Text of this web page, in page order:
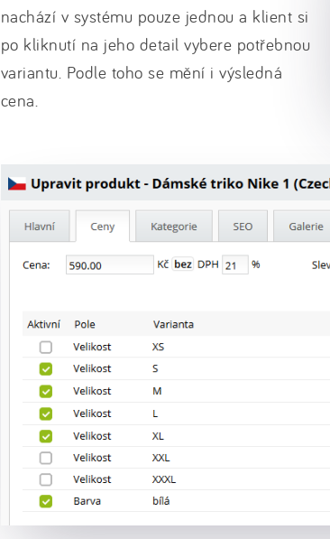
nachází v systému pouze jednou a klient si
po kliknutí na jeho detail vybere potřebnou
variantu. Podle toho se mění i výsledná
cena.